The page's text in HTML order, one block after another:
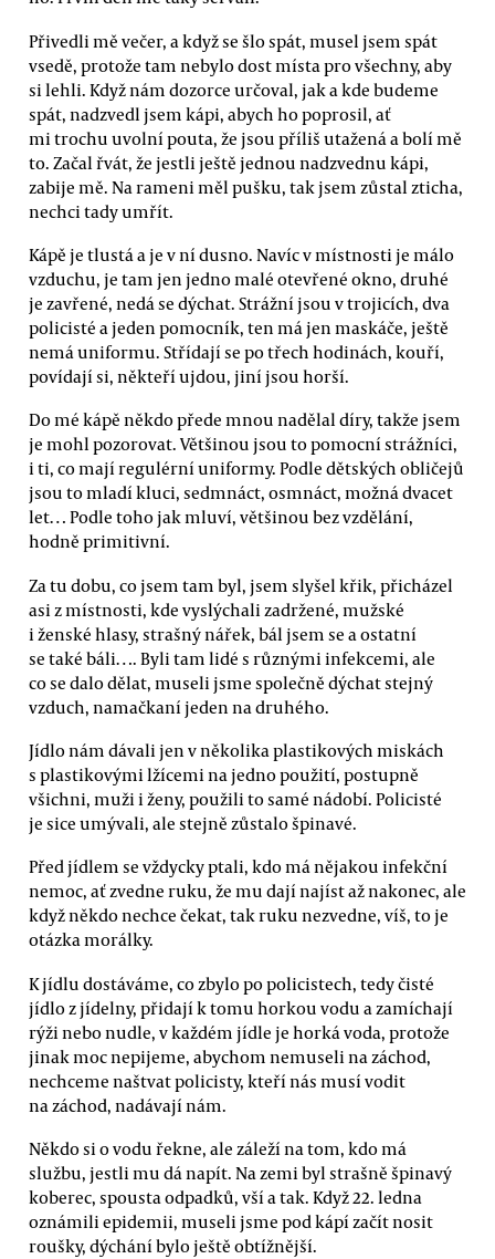
Přivedli mě večer, a když se šlo spát, musel jsem spát
vsedě, protože tam nebylo dost místa pro všechny, aby
si lehli. Když nám dozorce určoval, jak a kde budeme
spát, nadzvedl jsem kápi, abych ho poprosil, ať
mi trochu uvolní pouta, že jsou příliš utažená a bolí mě
to. Začal řvát, že jestli ještě jednou nadzvednu kápi,
zabije mě. Na rameni měl pušku, tak jsem zůstal zticha,
nechci tady umřít.
Kápě je tlustá a je v ní dusno. Navíc v místnosti je málo
vzduchu, je tam jen jedno malé otevřené okno, druhé
je zavřené, nedá se dýchat. Strážní jsou v trojicích, dva
policisté a jeden pomocník, ten má jen maskáče, ještě
nemá uniformu. Střídají se po třech hodinách, kouří,
povídají si, někteří ujdou, jiní jsou horší.
Do mé kápě někdo přede mnou nadělal díry, takže jsem
je mohl pozorovat. Většinou jsou to pomocní strážníci,
i ti, co mají regulérní uniformy. Podle dětských obličejů
jsou to mladí kluci, sedmnáct, osmnáct, možná dvacet
let… Podle toho jak mluví, většinou bez vzdělání,
hodně primitivní.
Za tu dobu, co jsem tam byl, jsem slyšel křik, přicházel
asi z místnosti, kde vyslýchali zadržené, mužské
i ženské hlasy, strašný nářek, bál jsem se a ostatní
se také báli…. Byli tam lidé s různými infekcemi, ale
co se dalo dělat, museli jsme společně dýchat stejný
vzduch, namačkaní jeden na druhého.
Jídlo nám dávali jen v několika plastikových miskách
s plastikovými lžícemi na jedno použití, postupně
všichni, muži i ženy, použili to samé nádobí. Policisté
je sice umývali, ale stejně zůstalo špinavé.
Před jídlem se vždycky ptali, kdo má nějakou infekční
nemoc, ať zvedne ruku, že mu dají najíst až nakonec, ale
když někdo nechce čekat, tak ruku nezvedne, víš, to je
otázka morálky.
K jídlu dostáváme, co zbylo po policistech, tedy čisté
jídlo z jídelny, přidají k tomu horkou vodu a zamíchají
rýži nebo nudle, v každém jídle je horká voda, protože
jinak moc nepijeme, abychom nemuseli na záchod,
nechceme naštvat policisty, kteří nás musí vodit
na záchod, nadávají nám.
Někdo si o vodu řekne, ale záleží na tom, kdo má
službu, jestli mu dá napít. Na zemi byl strašně špinavý
koberec, spousta odpadků, vší a tak. Když 22. ledna
oznámili epidemii, museli jsme pod kápí začít nosit
roušky, dýchání bylo ještě obtížnější.